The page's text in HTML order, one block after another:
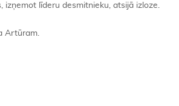
izņemot līderu desmitnieku, atsijā izloze.
Artūram.